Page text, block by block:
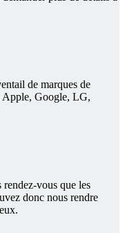
de marques de
Apple, Google, LG,
rendez-vous que les
donc nous rendre